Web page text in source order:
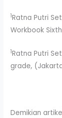
1Ratna Putri
Workbook
1Ratna Putri
grade,
Demikian